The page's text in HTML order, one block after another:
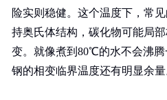
险实则稳健。这个温度下，常
持奥氏体结构，碳化物可能局
变。就像煮到80℃的水不会沸
钢的相变临界温度还有明显余量